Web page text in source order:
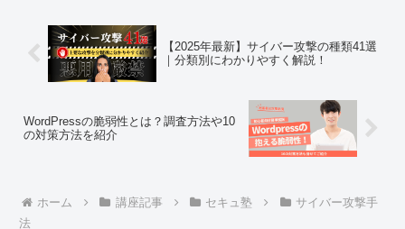
【2025年最新】サイバー攻撃の種類41選
｜分類別にわかりやすく解説！
WordPressの脆弱性とは？調査方法や10
の対策方法を紹介
ホーム 講座記事 セキュ塾
サイバー攻撃手
法